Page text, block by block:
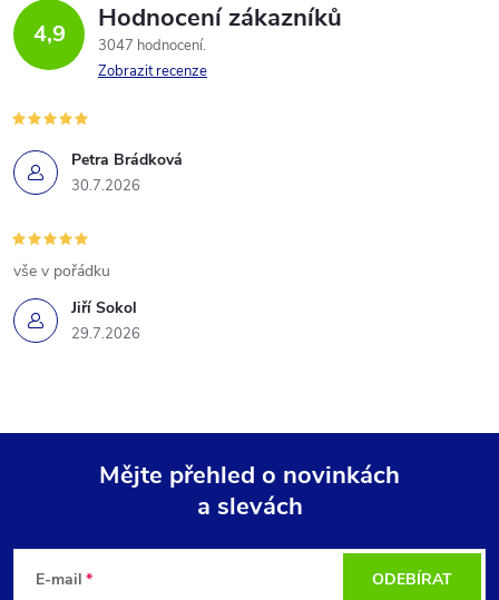
4,9 Hodnocení zákazníků
3047 hodnocení
Zobrazit recenze
Petra Brádková
30.7.2026
Jiří Sokol
29.7.2026
vše v pořádku
Mějte přehled o novinkách
a slevách
E-mail ODEBÍRAT